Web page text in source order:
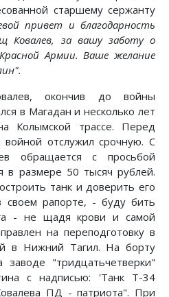
старшему сержанту
привет и благодарность
Ковалев, за вашу заботу о
Армии. Ваше желание
окончив до войны
в Магадан и несколько лет
Колымской трассе. Перед
войной отслужил срочную. С
обращается с просьбой
в размере 50 тысяч рублей.
танк и доверить его
рапорте, - буду бить
- не щадя крови и самой
на переподготовку в
в Нижний Тагил. На борту
"тридцатьчетверки"
с надписью: 'Танк Т-34
ПД - патриота". При